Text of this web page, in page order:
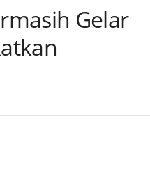
Gelar